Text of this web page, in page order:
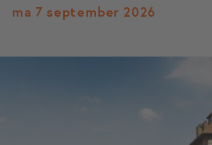
ma 7 september 2026